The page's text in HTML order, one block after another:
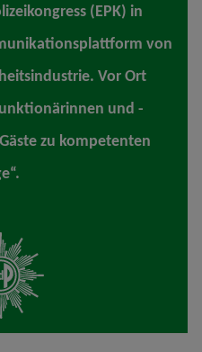
(EPK) in
von
Vor Ort
und -
zu kompetenten